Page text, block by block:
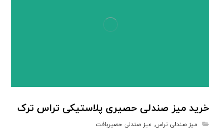
خرید میز صندلی حصیری پلاستیکی تراس ترک
میز صندلی تراس, میز صندلی حصیربافت